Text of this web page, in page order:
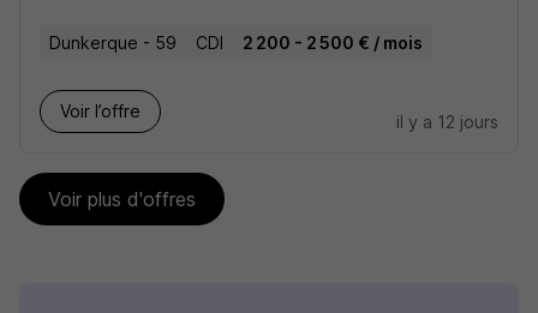
Dunkerque - 59 CDI 2 200 - 2 500 € / mois
Voir l’offre
il y a 12 jours
Voir plus d'offres